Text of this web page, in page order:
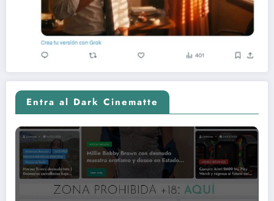
Entra al Dark Cinematte